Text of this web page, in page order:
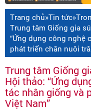
Trang chủ»Tin tức»
Trung tâm Giống gia
“Ứng dụng công nghệ
phát triển chăn nuôi
Trung tâm Giống
Hội thảo: “Ứng
tác nhân giống và
Việt Nam”